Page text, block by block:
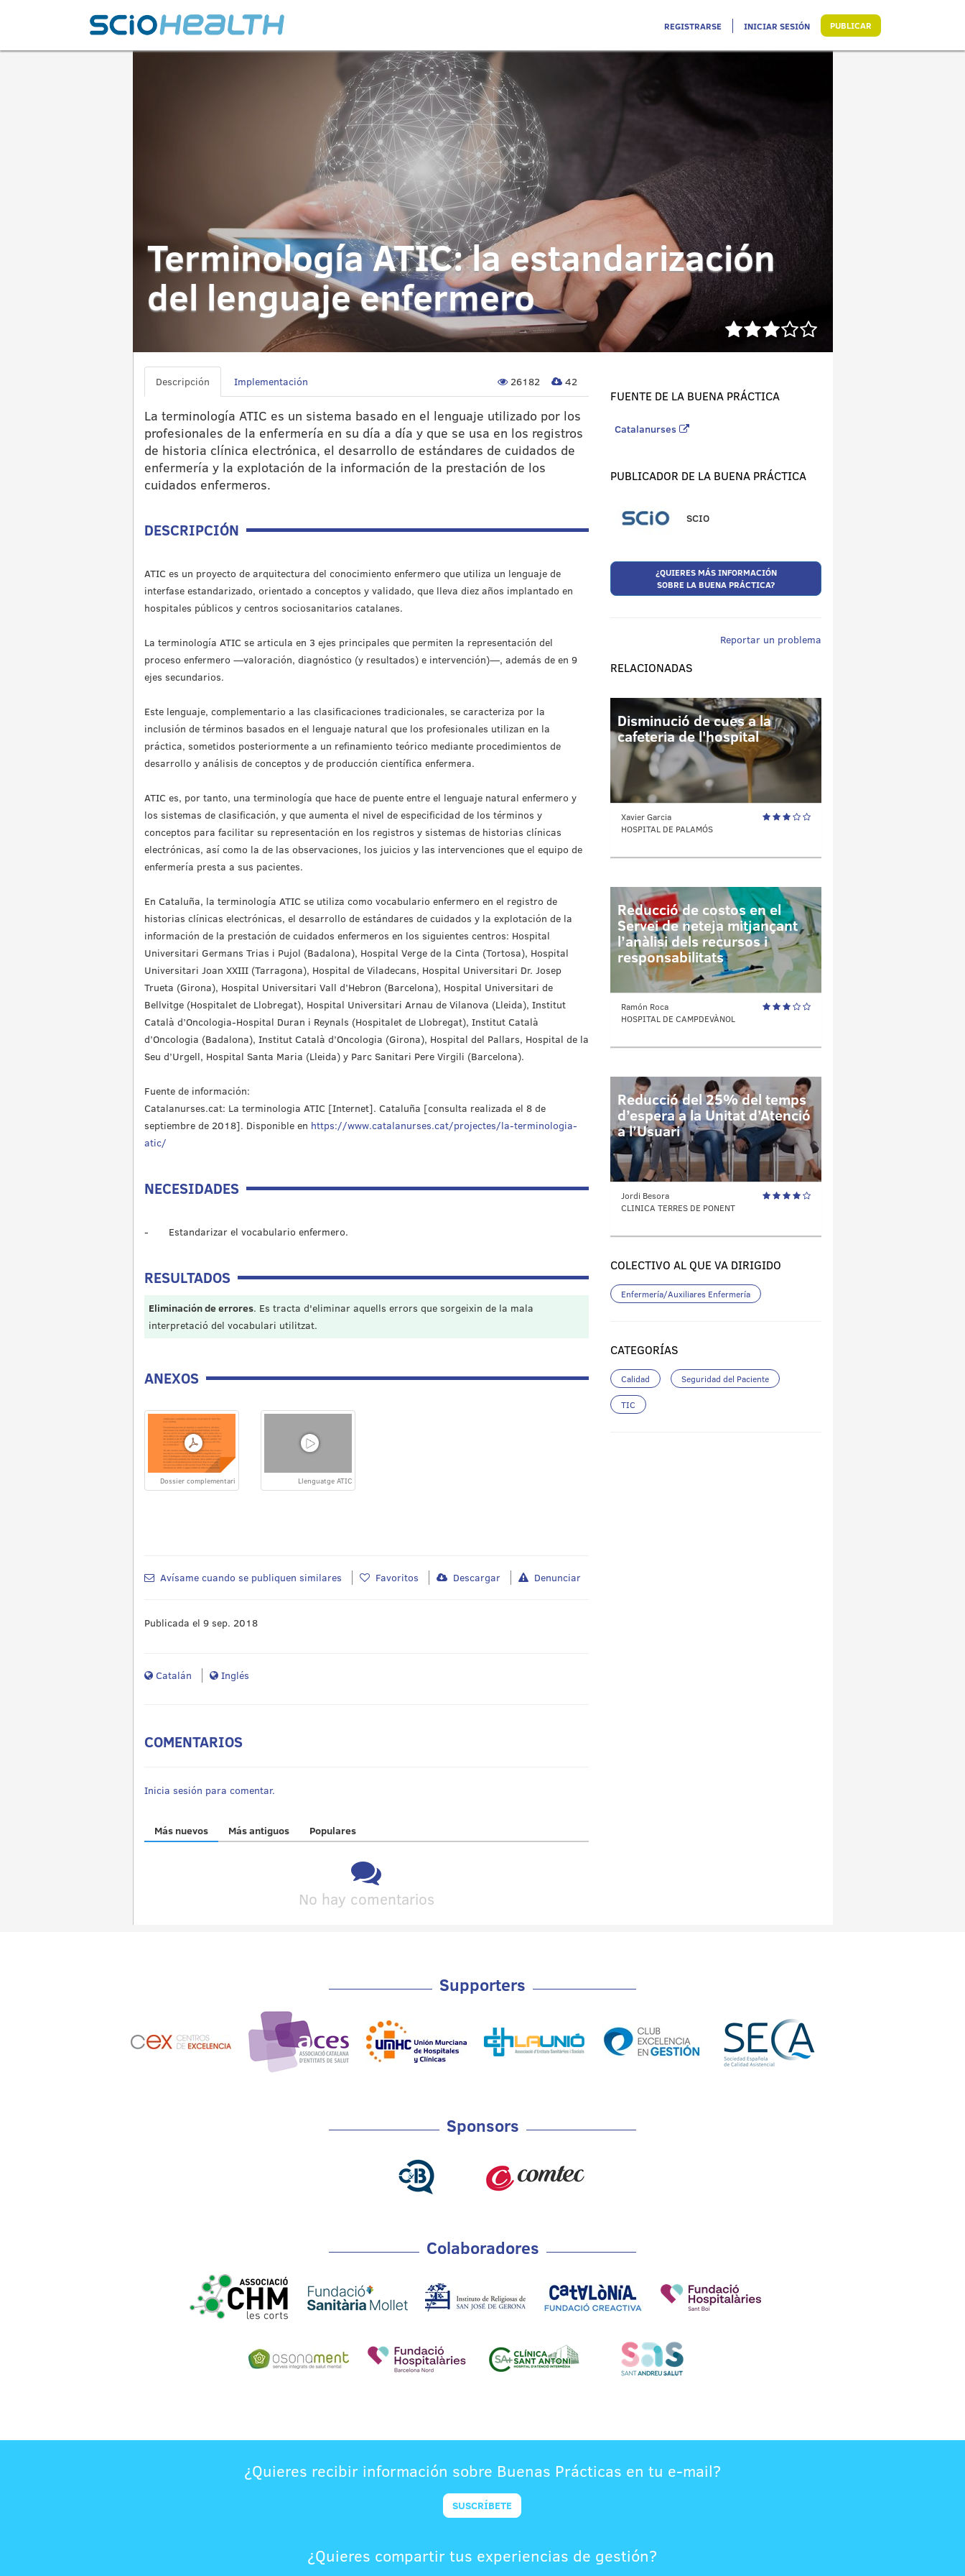
REGISTRARSE INICIAR SESIÓN PUBLICAR
Terminología ATIC: la estandarización
del lenguaje enfermero
Descripción Implementación 26182 42
La terminología ATIC es un sistema basado en el lenguaje utilizado por los
profesionales de la enfermería en su día a día y que se usa en los registros
de historia clínica electrónica, el desarrollo de estándares de cuidados de
enfermería y la explotación de la información de la prestación de los
cuidados enfermeros.
DESCRIPCIÓN
ATIC es un proyecto de arquitectura del conocimiento enfermero que utiliza un lenguaje de
interfase estandarizado, orientado a conceptos y validado, que lleva diez años implantado en
hospitales públicos y centros sociosanitarios catalanes.
La terminología ATIC se articula en 3 ejes principales que permiten la representación del
proceso enfermero —valoración, diagnóstico (y resultados) e intervención)—, además de en 9
ejes secundarios.
Este lenguaje, complementario a las clasificaciones tradicionales, se caracteriza por la
inclusión de términos basados en el lenguaje natural que los profesionales utilizan en la
práctica, sometidos posteriormente a un refinamiento teórico mediante procedimientos de
desarrollo y análisis de conceptos y de producción científica enfermera.
ATIC es, por tanto, una terminología que hace de puente entre el lenguaje natural enfermero y
los sistemas de clasificación, y que aumenta el nivel de especificidad de los términos y
conceptos para facilitar su representación en los registros y sistemas de historias clínicas
electrónicas, así como la de las observaciones, los juicios y las intervenciones que el equipo de
enfermería presta a sus pacientes.
En Cataluña, la terminología ATIC se utiliza como vocabulario enfermero en el registro de
historias clínicas electrónicas, el desarrollo de estándares de cuidados y la explotación de la
información de la prestación de cuidados enfermeros en los siguientes centros: Hospital
Universitari Germans Trias i Pujol (Badalona), Hospital Verge de la Cinta (Tortosa), Hospital
Universitari Joan XXIII (Tarragona), Hospital de Viladecans, Hospital Universitari Dr. Josep
Trueta (Girona), Hospital Universitari Vall d’Hebron (Barcelona), Hospital Universitari de
Bellvitge (Hospitalet de Llobregat), Hospital Universitari Arnau de Vilanova (Lleida), Institut
Català d’Oncologia-Hospital Duran i Reynals (Hospitalet de Llobregat), Institut Català
d’Oncologia (Badalona), Institut Català d’Oncologia (Girona), Hospital del Pallars, Hospital de la
Seu d’Urgell, Hospital Santa Maria (Lleida) y Parc Sanitari Pere Virgili (Barcelona).
Fuente de información:
Catalanurses.cat: La terminologia ATIC [Internet]. Cataluña [consulta realizada el 8 de
septiembre de 2018]. Disponible en https://www.catalanurses.cat/projectes/la-terminologia-
atic/
NECESIDADES
- Estandarizar el vocabulario enfermero.
RESULTADOS
Eliminación de errores. Es tracta d'eliminar aquells errors que sorgeixin de la mala
interpretació del vocabulari utilitzat.
ANEXOS
Dossier complementari Llenguatge ATIC
Avísame cuando se publiquen similares Favoritos Descargar Denunciar
Publicada el 9 sep. 2018
Catalán Inglés
COMENTARIOS
Inicia sesión para comentar.
Más nuevos Más antiguos Populares
No hay comentarios
FUENTE DE LA BUENA PRÁCTICA
Catalanurses
PUBLICADOR DE LA BUENA PRÁCTICA
SCIO
¿QUIERES MÁS INFORMACIÓN
SOBRE LA BUENA PRÁCTICA?
Reportar un problema
RELACIONADAS
Disminució de cues a la
cafeteria de l'hospital
Xavier Garcia
HOSPITAL DE PALAMÓS
Reducció de costos en el
Servei de neteja mitjançant
l’anàlisi dels recursos i
responsabilitats
Ramón Roca
HOSPITAL DE CAMPDEVÀNOL
Reducció del 25% del temps
d’espera a la Unitat d’Atenció
a l’Usuari
Jordi Besora
CLINICA TERRES DE PONENT
COLECTIVO AL QUE VA DIRIGIDO
Enfermería/Auxiliares Enfermería
CATEGORÍAS
Calidad Seguridad del Paciente
TIC
Supporters
Sponsors
Colaboradores
¿Quieres recibir información sobre Buenas Prácticas en tu e-mail?
SUSCRÍBETE
¿Quieres compartir tus experiencias de gestión?